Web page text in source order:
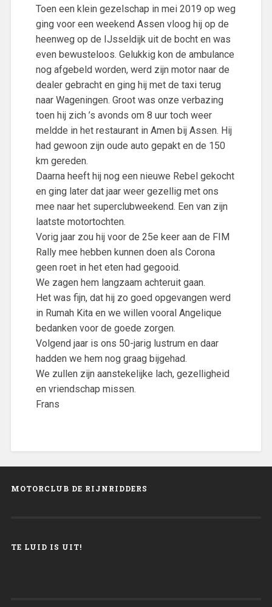
Toen een klein gezelschap in mei 2019 op weg
ging voor een weekend Assen vloog hij op de
heenweg op de IJsseldijk uit de bocht en was
even bewusteloos. Gelukkig kon de ambulance
nog afgebeld worden, werd zijn motor naar de
dealer gebracht en ging hij met de taxi terug
naar Wageningen. Groot was onze verbazing
toen hij zich ’s avonds om 8 uur toch weer
meldde in het restaurant in Amen bij Assen. Hij
had gewoon zijn oude auto gepakt en de 150
km gereden.
Daarna heeft hij nog een nieuwe Rebel gekocht
en ging later dat jaar weer gezellig met ons
mee naar het superclubweekend. Een van zijn
laatste motortochten.
Vorig jaar zou hij voor de 25e keer aan de FIM
Rally mee hebben kunnen doen als Corona
geen roet in het eten had gegooid.
We zagen hem langzaam achteruit gaan.
Het was fijn, dat hij zo goed opgevangen werd
in Rumah Kita en we willen vooral Angelique
bedanken voor de goede zorgen.
Volgend jaar is ons 50-jarig lustrum en daar
hadden we hem nog graag bijgehad.
We zullen zijn aanstekelijke lach, gezelligheid
en vriendschap missen.
Frans
MOTORCLUB DE RIJNRIDDERS
TE LUID IS UIT!